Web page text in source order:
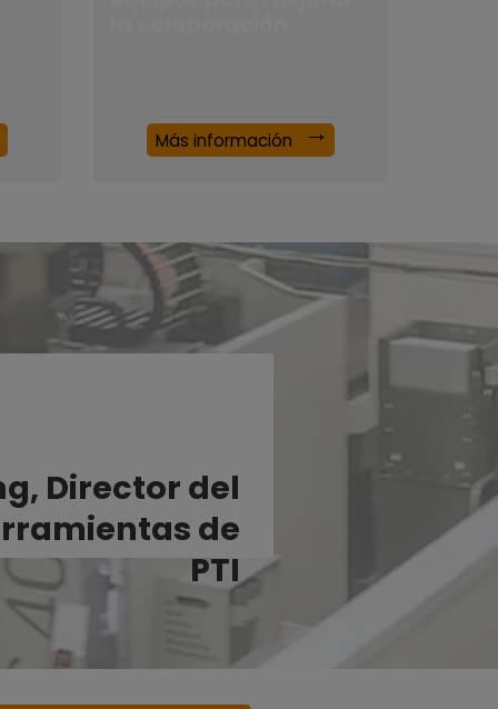
Más información
Director del
de
PTI